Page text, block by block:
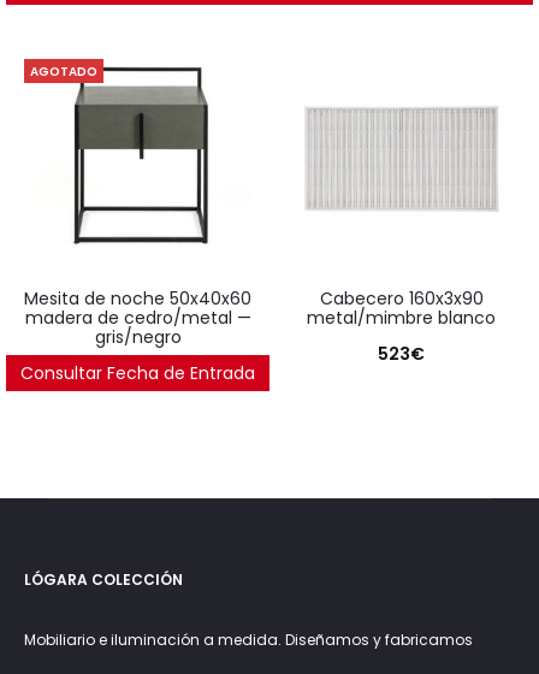
AGOTADO
mesita de noche 50x40x60
madera de cedro/metal —
gris/negro
486€
Consultar Fecha de Entrada
cabecero 160x3x90
metal/mimbre blanco
523€
LÓGARA COLECCIÓN
Mobiliario e iluminación a medida. Diseñamos y fabricamos